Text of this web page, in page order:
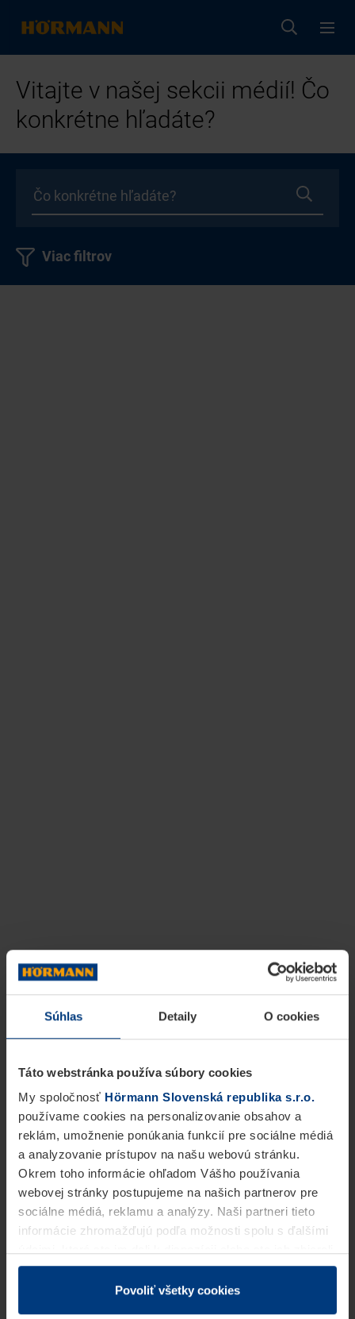
Súhlas Detaily O cookies
Táto webstránka používa súbory cookies
My spoločnosť Hörmann Slovenská republika s.r.o.
používame cookies na personalizovanie obsahov a
reklám, umožnenie ponúkania funkcií pre sociálne médiá
a analyzovanie prístupov na našu webovú stránku.
Okrem toho informácie ohľadom Vášho používania
webovej stránky postupujeme na našich partnerov pre
sociálne médiá, reklamu a analýzy. Naši partneri tieto
informácie zhromažďujú podľa možnosti spolu s ďalšími
v rámci Vášho využívania služieb.
Z právneho hľadiska môžeme cookies ukladať na Vašom
Povoliť všetky cookies
Vitajte v našej sekcii médií! Čo
konkrétne hľadáte?
Viac filtrov